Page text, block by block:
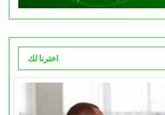
اخترنا لك